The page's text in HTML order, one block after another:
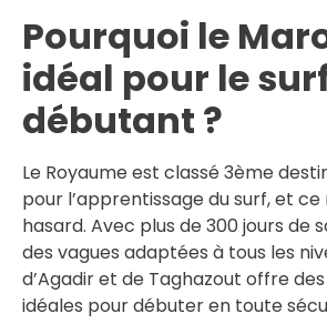
Pourquoi le
idéal pour le
débutant ?
Le Royaume est classé 3ème
pour l’apprentissage du surf, et ce
hasard. Avec plus de 300 jours de
des vagues adaptées à tous les
d’Agadir et de Taghazout offre
idéales pour débuter en toute